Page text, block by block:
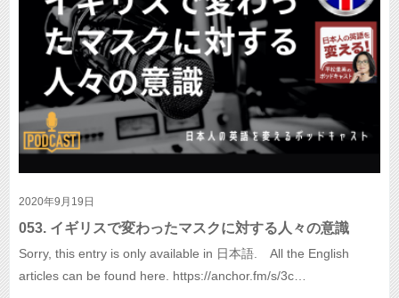
2020年9月19日
053. イギリスで変わったマスクに対する人々の意識
Sorry, this entry is only available in 日本語. All the English
articles can be found here. https://anchor.fm/s/3c…